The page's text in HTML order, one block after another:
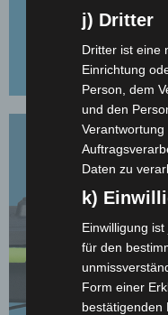
j) Dritter
Dritter ist eine
Einrichtung
Person, dem
und den
Daten zu
k)
Einwilligung
für den
Form einer
bestätigenden